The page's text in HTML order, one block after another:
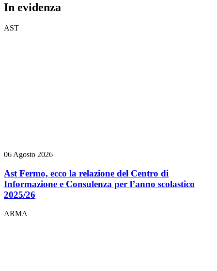
In evidenza
AST
06 Agosto 2026
Ast Fermo, ecco la relazione del Centro di
Informazione e Consulenza per l’anno scolastico
2025/26
ARMA